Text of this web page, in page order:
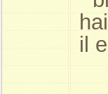
il